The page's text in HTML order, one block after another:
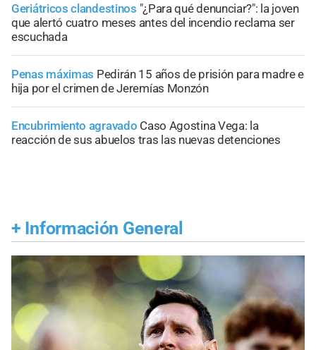
Geriátricos clandestinos "¿Para qué denunciar?": la joven
que alertó cuatro meses antes del incendio reclama ser
escuchada
Penas máximas Pedirán 15 años de prisión para madre e
hija por el crimen de Jeremías Monzón
Encubrimiento agravado Caso Agostina Vega: la
reacción de sus abuelos tras las nuevas detenciones
+ Información General